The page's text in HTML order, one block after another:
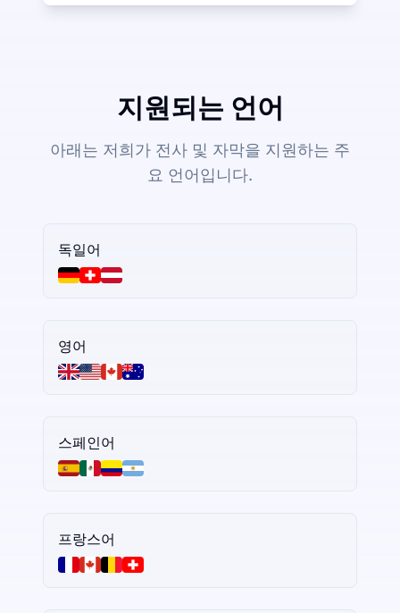
지원되는 언어
아래는 저희가 전사 및 자막을 지원하는 주
요 언어입니다.
독일어
영어
스페인어
프랑스어